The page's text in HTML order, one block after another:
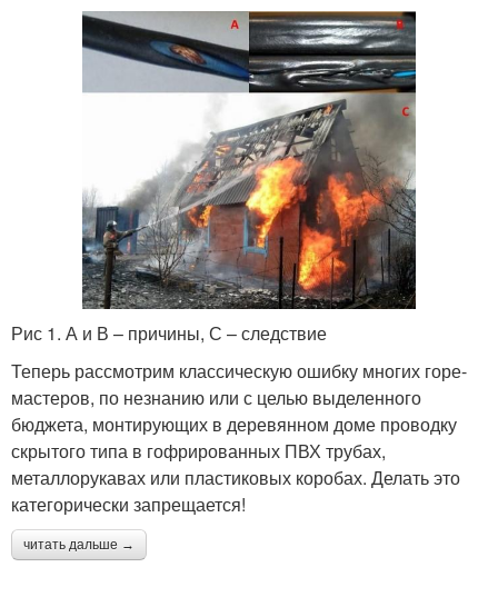
даче
Электропроводки в
деревянных строениях
Электропроводки в
садовом домике
Декоративная
электропроводка
гипсокартон
электропроводка
Электропроводки в
частном доме
Электропроводка в
Рис 1. А и В – причины, С – следствие
Теперь рассмотрим классическую ошибку многих горе-
мастеров, по незнанию или с целью выделенного
бюджета, монтирующих в деревянном доме проводку
скрытого типа в гофрированных ПВХ трубах,
металлорукавах или пластиковых коробах. Делать это
категорически запрещается!
читать дальше →